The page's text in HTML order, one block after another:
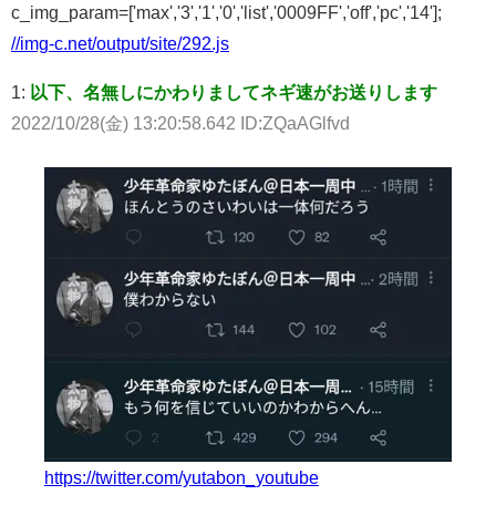
c_img_param=['max','3','1','0','list','0009FF','off','pc','14'];
//img-c.net/output/site/292.js
1: 以下、名無しにかわりましてネギ速がお送りします
2022/10/28(金) 13:20:58.642 ID:ZQaAGlfvd
https://twitter.com/yutabon_youtube